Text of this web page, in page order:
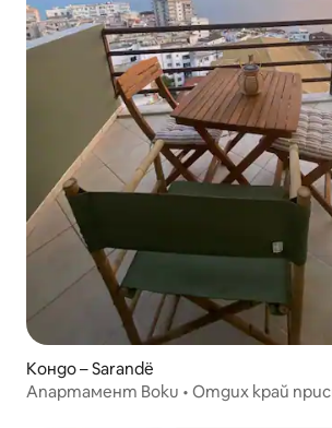
Кондо – Sarandë
Апартамент Boku • Отдих край